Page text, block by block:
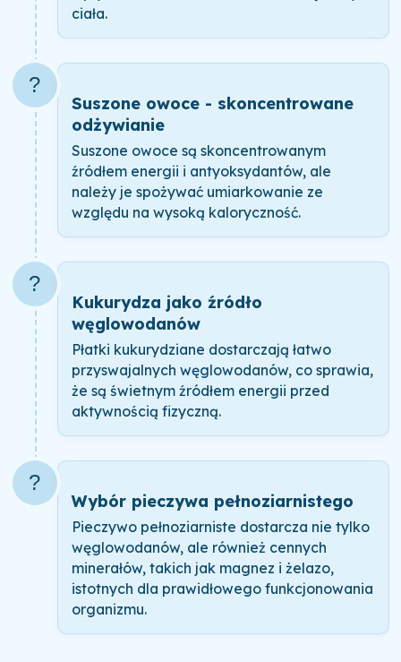
ciała.
?
Suszone owoce - skoncentrowane
odżywianie
Suszone owoce są skoncentrowanym
źródłem energii i antyoksydantów, ale
należy je spożywać umiarkowanie ze
względu na wysoką kaloryczność.
?
Kukurydza jako źródło
węglowodanów
Płatki kukurydziane dostarczają łatwo
przyswajalnych węglowodanów, co sprawia,
że są świetnym źródłem energii przed
aktywnością fizyczną.
?
Wybór pieczywa pełnoziarnistego
Pieczywo pełnoziarniste dostarcza nie tylko
węglowodanów, ale również cennych
minerałów, takich jak magnez i żelazo,
istotnych dla prawidłowego funkcjonowania
organizmu.